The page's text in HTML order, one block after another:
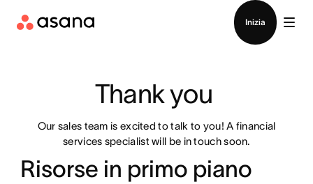
Inizia
Thank you
Our sales team is excited to talk to you! A financial
services specialist will be in touch soon.
Risorse in primo piano